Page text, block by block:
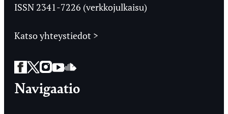
ISSN 2341-7226 (verkkojulkaisu)
Katso yhteystiedot >
Facebook
Twitter
Instagram
YouTube
SoundCloud
Navigaatio